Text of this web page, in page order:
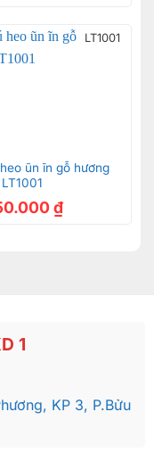
LT1001
ũn ĩn gỗ hương
₫
1
KP 3, P.Bửu